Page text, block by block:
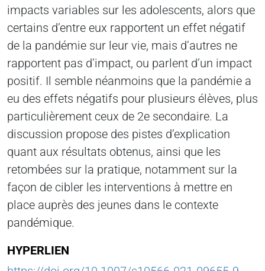
impacts variables sur les adolescents, alors que
certains d’entre eux rapportent un effet négatif
de la pandémie sur leur vie, mais d’autres ne
rapportent pas d’impact, ou parlent d’un impact
positif. Il semble néanmoins que la pandémie a
eu des effets négatifs pour plusieurs élèves, plus
particulièrement ceux de 2e secondaire. La
discussion propose des pistes d’explication
quant aux résultats obtenus, ainsi que les
retombées sur la pratique, notamment sur la
façon de cibler les interventions à mettre en
place auprès des jeunes dans le contexte
pandémique.
HYPERLIEN